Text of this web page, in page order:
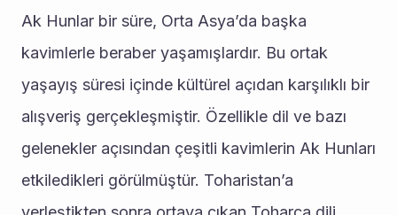
Ak Hunlar bir süre, Orta Asya’da başka
kavimlerle beraber yaşamışlardır. Bu ortak
yaşayış süresi içinde kültürel açıdan karşılıklı bir
alışveriş gerçekleşmiştir. Özellikle dil ve bazı
gelenekler açısından çeşitli kavimlerin Ak Hunları
etkiledikleri görülmüştür. Toharistan’a